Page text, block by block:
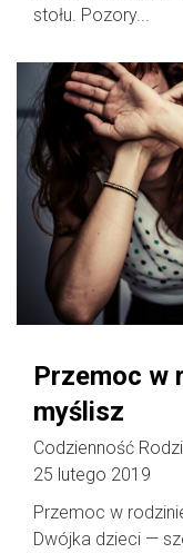
stołu. Pozory...
Przemoc w
myślisz
Codzienność
25 lutego 2019
Przemoc w
Dwójka dzieci —